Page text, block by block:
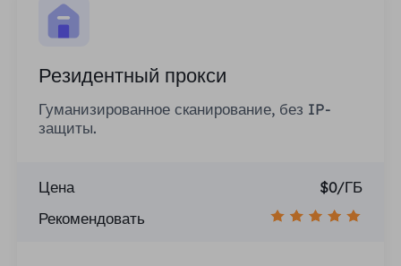
Резидентный прокси
Гуманизированное сканирование, без IP-
защиты.
Цена
$0/ГБ
Рекомендовать